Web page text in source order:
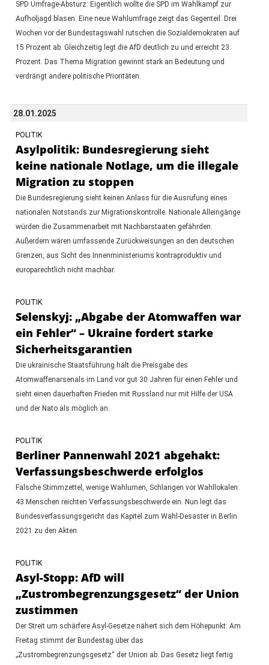
SPD Umfrage-Absturz: Eigentlich wollte die SPD im Wahlkampf zur
Aufholjagd blasen. Eine neue Wahlumfrage zeigt das Gegenteil. Drei
Wochen vor der Bundestagswahl rutschen die Sozialdemokraten auf
15 Prozent ab. Gleichzeitig legt die AfD deutlich zu und erreicht 23
Prozent. Das Thema Migration gewinnt stark an Bedeutung und
verdrängt andere politische Prioritäten.
28.01.2025
POLITIK
Asylpolitik: Bundesregierung sieht
keine nationale Notlage, um die illegale
Migration zu stoppen
Die Bundesregierung sieht keinen Anlass für die Ausrufung eines
nationalen Notstands zur Migrationskontrolle. Nationale Alleingänge
würden die Zusammenarbeit mit Nachbarstaaten gefährden.
Außerdem wären umfassende Zurückweisungen an den deutschen
Grenzen, aus Sicht des Innenministeriums kontraproduktiv und
europarechtlich nicht machbar.
POLITIK
Selenskyj: „Abgabe der Atomwaffen war
ein Fehler“ – Ukraine fordert starke
Sicherheitsgarantien
Die ukrainische Staatsführung hält die Preisgabe des
Atomwaffenarsenals im Land vor gut 30 Jahren für einen Fehler und
sieht einen dauerhaften Frieden mit Russland nur mit Hilfe der USA
und der Nato als möglich an.
POLITIK
Berliner Pannenwahl 2021 abgehakt:
Verfassungsbeschwerde erfolglos
Falsche Stimmzettel, wenige Wahlurnen, Schlangen vor Wahllokalen:
43 Menschen reichten Verfassungsbeschwerde ein. Nun legt das
Bundesverfassungsgericht das Kapitel zum Wahl-Desaster in Berlin
2021 zu den Akten.
POLITIK
Asyl-Stopp: AfD will
„Zustrombegrenzungsgesetz“ der Union
zustimmen
Der Streit um schärfere Asyl-Gesetze nähert sich dem Höhepunkt: Am
Freitag stimmt der Bundestag über das
„Zustrombegrenzungsgesetz“ der Union ab. Das Gesetz liegt fertig